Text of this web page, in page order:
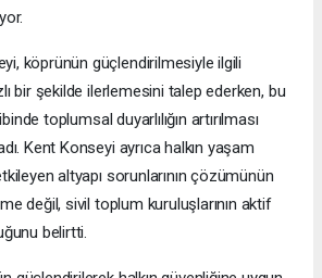
köprünün güçlendirilmesiyle ilgili
bir şekilde ilerlemesini talep ederken, bu
toplumsal duyarlılığın artırılması
Kent Konseyi ayrıca halkın yaşam
altyapı sorunlarının çözümünün
değil, sivil toplum kuruluşlarının aktif
belirtti.